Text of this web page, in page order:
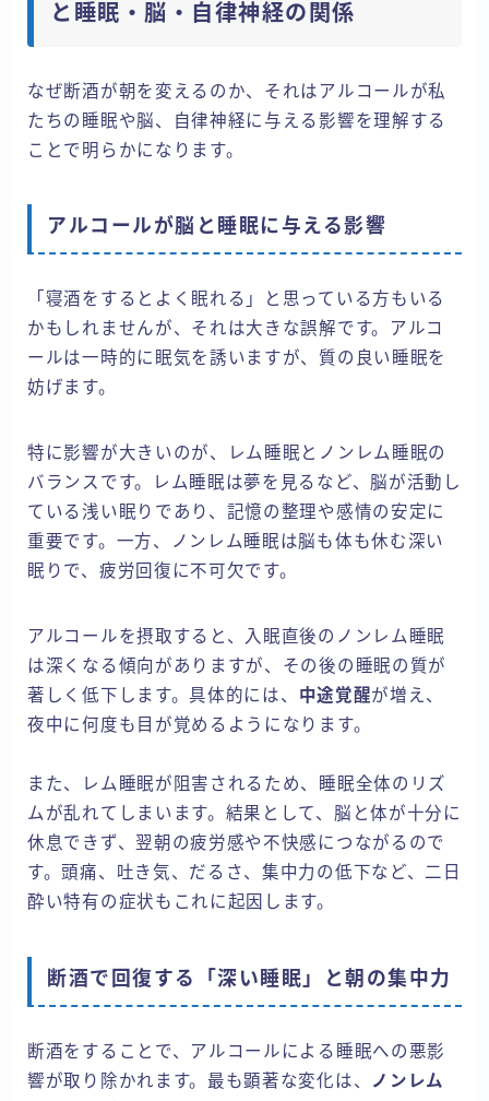
と睡眠・脳・自律神経の関係
なぜ断酒が朝を変えるのか、それはアルコールが私
たちの睡眠や脳、自律神経に与える影響を理解する
ことで明らかになります。
アルコールが脳と睡眠に与える影響
「寝酒をするとよく眠れる」と思っている方もいる
かもしれませんが、それは大きな誤解です。アルコ
ールは一時的に眠気を誘いますが、質の良い睡眠を
妨げます。
特に影響が大きいのが、レム睡眠とノンレム睡眠の
バランスです。レム睡眠は夢を見るなど、脳が活動し
ている浅い眠りであり、記憶の整理や感情の安定に
重要です。一方、ノンレム睡眠は脳も体も休む深い
眠りで、疲労回復に不可欠です。
アルコールを摂取すると、入眠直後のノンレム睡眠
は深くなる傾向がありますが、その後の睡眠の質が
著しく低下します。具体的には、 中途覚醒が増え、
夜中に何度も目が覚めるようになります。
また、レム睡眠が阻害されるため、睡眠全体のリズ
ムが乱れてしまいます。結果として、脳と体が十分に
休息できず、翌朝の疲労感や不快感につながるので
す。頭痛、吐き気、だるさ、集中力の低下など、二日
酔い特有の症状もこれに起因します。
断酒で回復する「深い睡眠」と朝の集中力
断酒をすることで、アルコールによる睡眠への悪影
響が取り除かれます。最も顕著な変化は、 ノンレム